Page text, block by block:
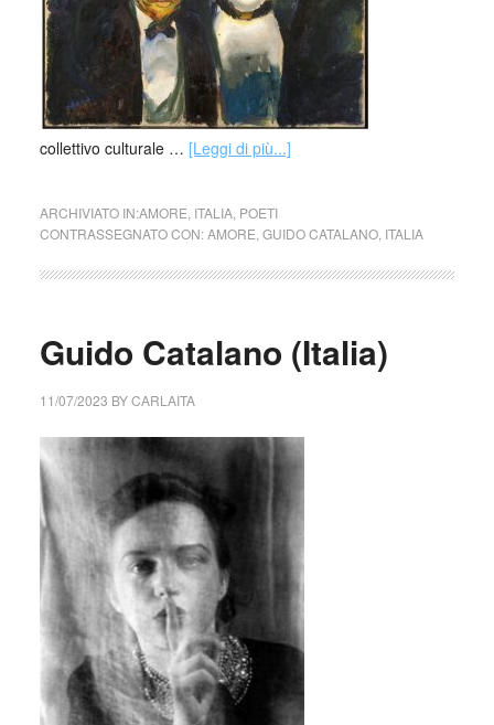
collettivo culturale … [Leggi di più...]
ARCHIVIATO IN:AMORE ITALIA, POETI
CONTRASSEGNATO CON:AMORE GUIDO CATALANO, ITALIA
Guido Catalano (Italia)
11/07/2023 BYCARLAITA